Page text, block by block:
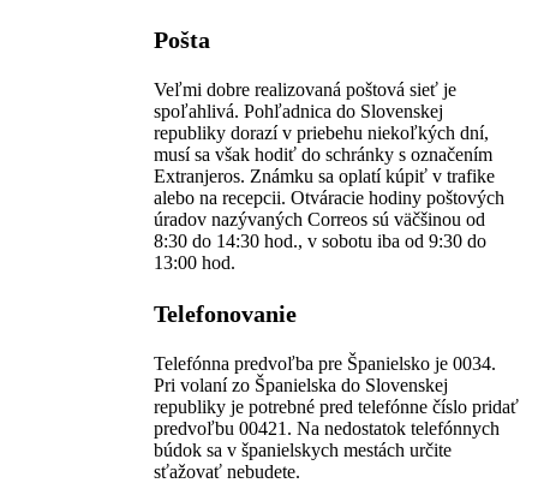
Pošta
Veľmi dobre realizovaná poštová sieť je
spoľahlivá. Pohľadnica do Slovenskej
republiky dorazí v priebehu niekoľkých dní,
musí sa však hodiť do schránky s označením
Extranjeros. Známku sa oplatí kúpiť v trafike
alebo na recepcii. Otváracie hodiny poštových
úradov nazývaných Correos sú väčšinou od
8:30 do 14:30 hod., v sobotu iba od 9:30 do
13:00 hod.
Telefonovanie
Telefónna predvoľba pre Španielsko je 0034.
Pri volaní zo Španielska do Slovenskej
republiky je potrebné pred telefónne číslo pridať
predvoľbu 00421. Na nedostatok telefónnych
búdok sa v španielskych mestách určite
sťažovať nebudete.